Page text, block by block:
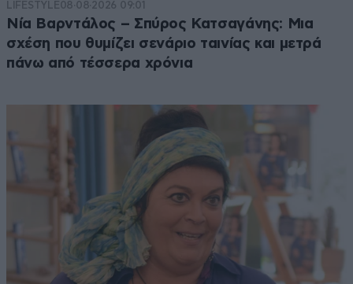
LIFESTYLE08·08·2026 09:01
Νία Βαρντάλος – Σπύρος Κατσαγάνης: Μια
σχέση που θυμίζει σενάριο ταινίας και μετρά
πάνω από τέσσερα χρόνια